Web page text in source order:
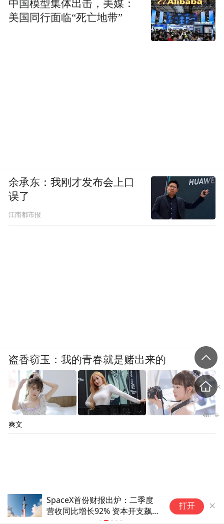
SpaceX首份财报出炉：二季度
营收同比增长92% 资本开支飙
打开
中国模型集体出击，美媒：
美国同行面临“死亡地带”
余承东：我刚才发布会上口
误了
江南都市报
盗香窃玉：我的青春就是赌出来的
爽文